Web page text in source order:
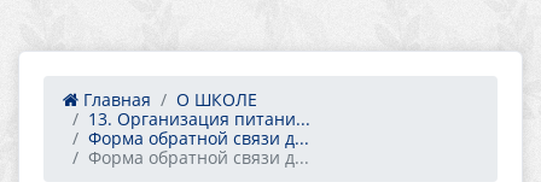
Главная
О ШКОЛЕ
13. Организация питани...
Форма обратной связи д...
Форма обратной связи д...